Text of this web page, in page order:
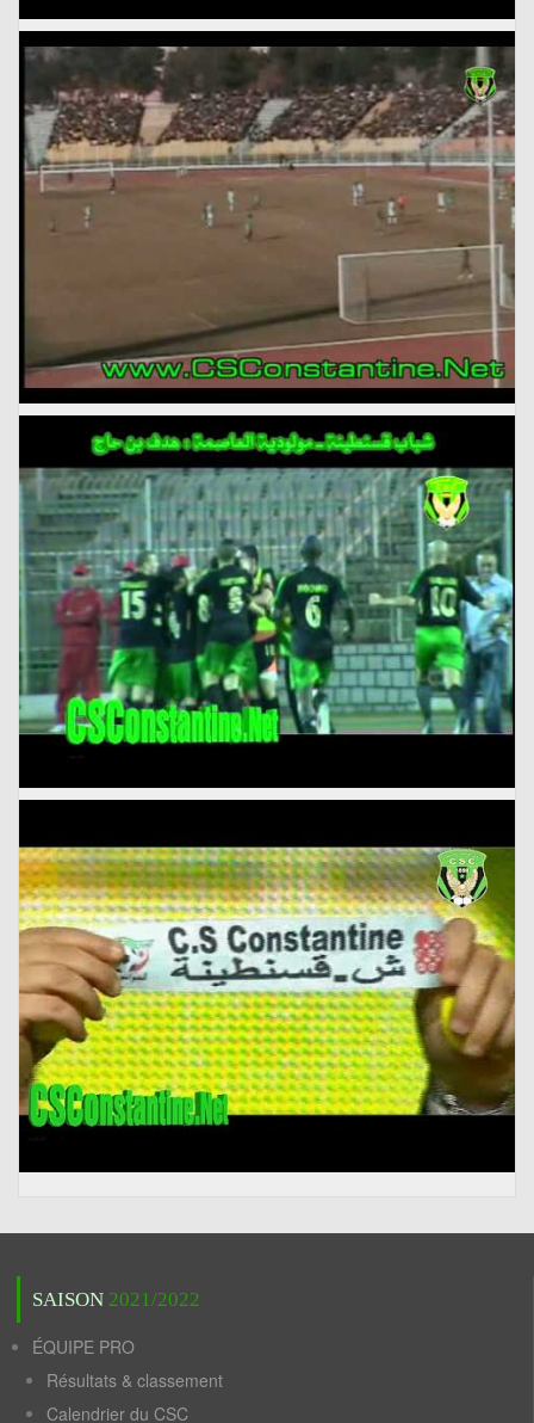
SAISON 2021/2022
ÉQUIPE PRO
Résultats & classement
Calendrier du CSC